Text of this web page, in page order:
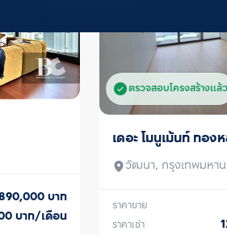
บาท
บาท/เดือน
ตรวจสอบโครงสร้างแล้ว
ขาย/เช่า
เดอะ โมนูเม้นท์ ทอง
วัฒนา, กรุงเทพมหา
ราคาขาย
ราคาเช่า